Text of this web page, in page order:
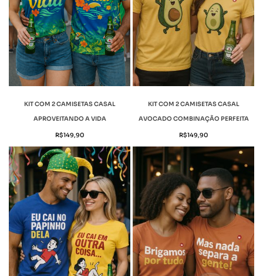
KIT COM 2 CAMISETAS CASAL
APROVEITANDO A VIDA
R$149,90
KIT COM 2 CAMISETAS CASAL
AVOCADO COMBINAÇÃO PERFEITA
R$149,90